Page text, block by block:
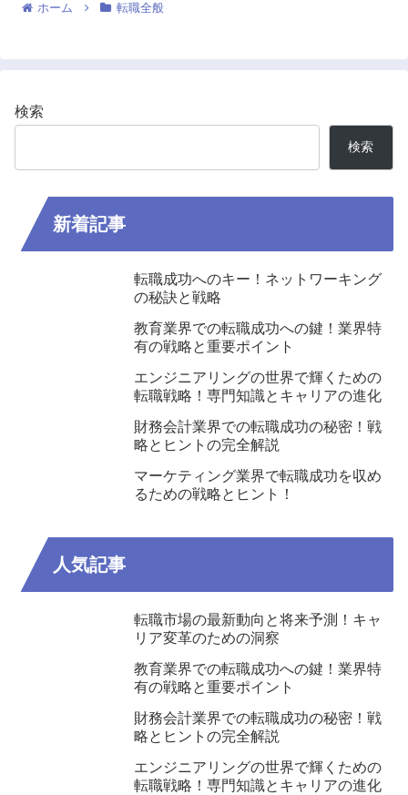
ホーム 転職全般
検索
検索
新着記事
転職成功へのキー！ネットワーキング
の秘訣と戦略
教育業界での転職成功への鍵！業界特
有の戦略と重要ポイント
エンジニアリングの世界で輝くための
転職戦略！専門知識とキャリアの進化
財務会計業界での転職成功の秘密！戦
略とヒントの完全解説
マーケティング業界で転職成功を収め
るための戦略とヒント！
人気記事
転職市場の最新動向と将来予測！キャ
リア変革のための洞察
教育業界での転職成功への鍵！業界特
有の戦略と重要ポイント
財務会計業界での転職成功の秘密！戦
略とヒントの完全解説
エンジニアリングの世界で輝くための
転職戦略！専門知識とキャリアの進化